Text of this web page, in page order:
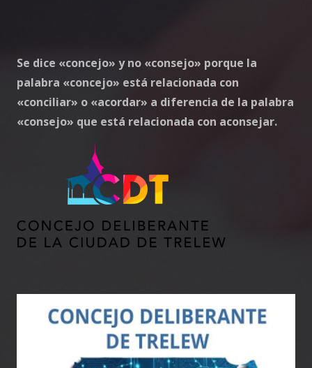
Se dice «concejo» y no «consejo» porque la
palabra «concejo» está relacionada con
«conciliar» o «acordar» a diferencia de la palabra
«consejo» que está relacionada con aconsejar.